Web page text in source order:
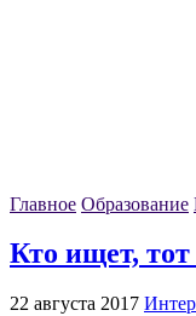
Главное Образование
Кто ищет, тот
22 августа 2017